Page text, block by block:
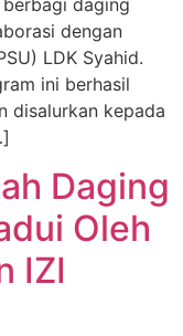
dengan
LDK Syahid.
ini berhasil
disalurkan kepada
Daging
Oleh
IZI